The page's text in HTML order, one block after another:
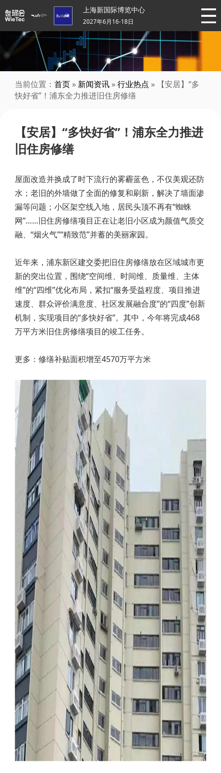
上海新国际博览中心
2027年6月16-18日
当前位置： 首页 » 新闻资讯 »行业热点 » 【安居】“多
快好省”！浦东全力推进旧住房修缮
【安居】“多快好省”！浦东全力推进
旧住房修缮
屋面改造并换成了时下流行的雾霾蓝色，不仅美观还防
水；老旧的外墙做了全面的修复和刷新，解决了墙面渗
漏等问题；小区架空线入地，居民头顶不再有“蜘蛛
网”……旧住房修缮项目正在让老旧小区成为颜值气质交
融、“烟火气”“精致范”并蓄的美丽家园。
近年来，浦东新区建交委把旧住房修缮放在区域城市更
新的突出位置，围绕“空间维、时间维、质量维、主体
维”的“四维”优化布局，紧扣“服务受益程度、项目推进
速度、群众评价满意度、社区发展融合度”的“四度”创新
机制，实现项目的“多快好省”。其中，今年将完成468
万平方米旧住房修缮项目的竣工任务。
更多：修缮补贴面积增至4570万平方米